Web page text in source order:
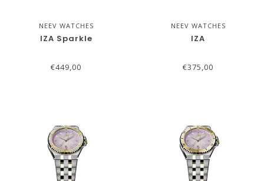
NEEV WATCHES
IZA Sparkle
€449,00
NEEV WATCHES
IZA
€375,00